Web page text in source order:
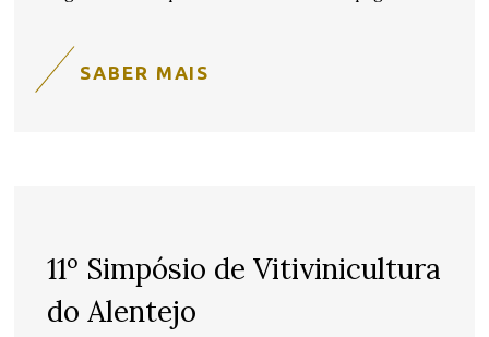
SABER MAIS
11º Simpósio de Vitivinicultura
do Alentejo